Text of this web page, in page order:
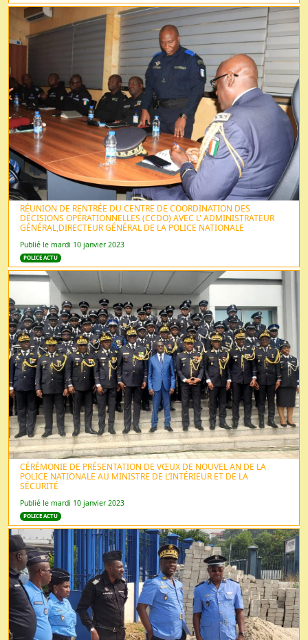
RÉUNION DE RENTRÉE DU CENTRE DE COORDINATION DES
DÉCISIONS OPÉRATIONNELLES (CCDO) AVEC L' ADMINISTRATEUR
GÉNÉRAL,DIRECTEUR GÉNÉRAL DE LA POLICE NATIONALE
Publié le mardi 10 janvier 2023
POLICE ACTU
CÉRÉMONIE DE PRÉSENTATION DE VŒUX DE NOUVEL AN DE LA
POLICE NATIONALE AU MINISTRE DE L’INTÉRIEUR ET DE LA
SÉCURITÉ
Publié le mardi 10 janvier 2023
POLICE ACTU